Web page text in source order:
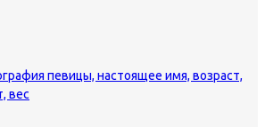
певицы, настоящее имя, возраст,
вес